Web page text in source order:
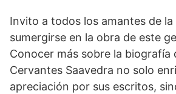
Invito a todos los amantes de
sumergirse en la obra de este
Conocer más sobre la biografía
Cervantes Saavedra no solo
apreciación por sus escritos,